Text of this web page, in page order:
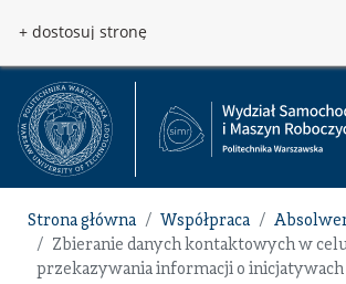
+ dostosuj stronę
Strona główna Współpraca
Zbieranie danych kontaktowych w
przekazywania informacji o